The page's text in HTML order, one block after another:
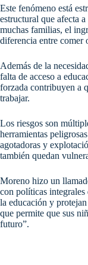
Este fenómeno está
estructural que afecta
muchas familias, el
diferencia entre comer
Además de la
falta de acceso a
forzada contribuyen a
trabajar.
Los riesgos son
herramientas
agotadoras y
también quedan
Moreno hizo un
con políticas integrales
la educación y
que permite que sus
futuro”.